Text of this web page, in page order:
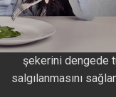
Beslenme
vermek için 'ara
dikkat çekiyor!
şekerini dengede
salgılanmasını